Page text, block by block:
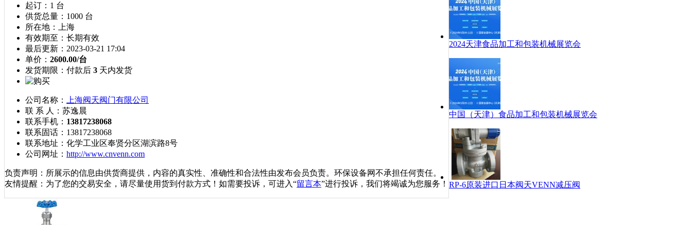
起订： 1 台
供货总量： 1000 台
所在地：
上海
有效期至： 长期有效
最后更新： 2023-03-21 17:04
单价： 2600.00/台
发货期限： 付款后 3 天内发货
公司名称：
上海阀天阀门有限公司
联 系 人： 苏逸晨
联系手机： 13817238068
联系固话： 13817238068
联系地址： 化学工业区奉贤分区湖滨路8号
公司网址： http://www.cnvenn.com
负责声明：所展示的信息由供货商提供，内容的真实性、准确性和合法性由发布会员负责。环保设备网不承担任何责任。
友情提醒：为了您的交易安全，请尽量使用货到付款方式！如需要投诉，可进入“留言本”进行投诉，我们将竭诚为您服务！
2024天津食品加工和包装机械展览会
中国（天津）食品加工和包装机械展览会
RP-6原装进口日本阀天VENN减压阀